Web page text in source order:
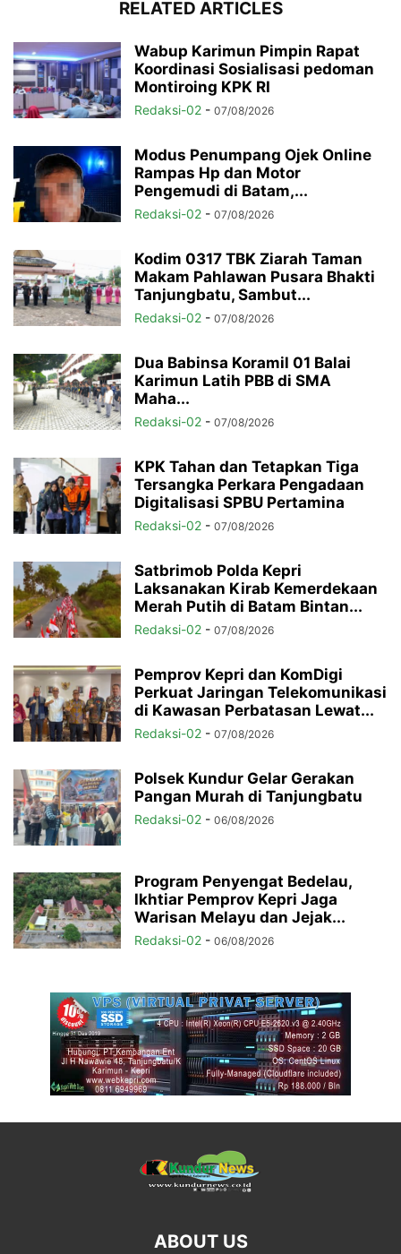
RELATED ARTICLES
Wabup Karimun Pimpin Rapat
Koordinasi Sosialisasi pedoman
Montiroing KPK RI
Redaksi-02 - 07/08/2026
Modus Penumpang Ojek Online
Rampas Hp dan Motor
Pengemudi di Batam,...
Redaksi-02 - 07/08/2026
Kodim 0317 TBK Ziarah Taman
Makam Pahlawan Pusara Bhakti
Tanjungbatu, Sambut...
Redaksi-02 - 07/08/2026
Dua Babinsa Koramil 01 Balai
Karimun Latih PBB di SMA
Maha...
Redaksi-02 - 07/08/2026
KPK Tahan dan Tetapkan Tiga
Tersangka Perkara Pengadaan
Digitalisasi SPBU Pertamina
Redaksi-02 - 07/08/2026
Satbrimob Polda Kepri
Laksanakan Kirab Kemerdekaan
Merah Putih di Batam Bintan...
Redaksi-02 - 07/08/2026
Pemprov Kepri dan KomDigi
Perkuat Jaringan Telekomunikasi
di Kawasan Perbatasan Lewat...
Redaksi-02 - 07/08/2026
Polsek Kundur Gelar Gerakan
Pangan Murah di Tanjungbatu
Redaksi-02 - 06/08/2026
Program Penyengat Bedelau,
Ikhtiar Pemprov Kepri Jaga
Warisan Melayu dan Jejak...
Redaksi-02 - 06/08/2026
ABOUT US